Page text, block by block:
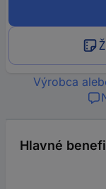
Výrobca
Hlavné